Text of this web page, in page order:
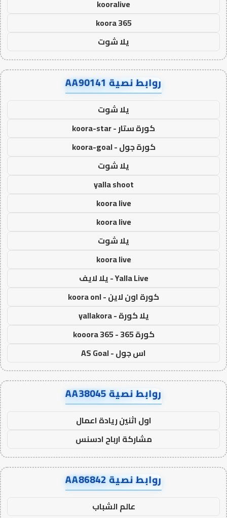
kooralive
koora 365
يلا شوت
روابط نصية AA90141
يلا شوت
كورة ستار - koora-star
كورة جول - koora-goal
يلا شوت
yalla shoot
koora live
koora live
يلا شوت
koora live
Yalla Live - يلا لايف
كورة اون لاين - koora onl
يلا كورة - yallakora
كورة 365 - kooora 365
اس جول - AS Goal
روابط نصية AA38045
اول اثنين ريادة اعمال
مشاركة ارباح ادسنس
روابط نصية AA86842
عالم الشباب